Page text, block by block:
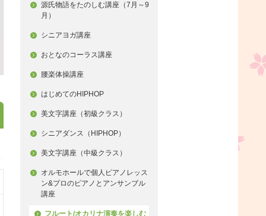
源氏物語をたのしむ講座（7月～9
月）
シニアヨガ講座
おとなのコーラス講座
腰楽体操講座
はじめてのHIPHOP
美文字講座（初級クラス）
シニアダンス（HIPHOP）
美文字講座（中級クラス）
オルモホールで個人ピアノレッス
ン&プロのピアノとアンサンブル
講座
フルート/オカリナ演奏を楽しむ